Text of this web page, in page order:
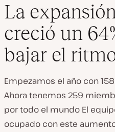
La
creció un
bajar el
Empezamos el año con
Ahora tenemos 259
por todo el mundo El
ocupado con este